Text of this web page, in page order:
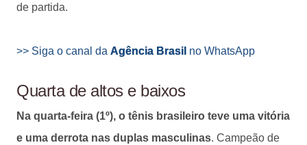
de partida.
>> Siga o canal da Agência Brasil no WhatsApp
Quarta de altos e baixos
Na quarta-feira (1º), o tênis brasileiro teve uma vitória
e uma derrota nas duplas masculinas. Campeão de